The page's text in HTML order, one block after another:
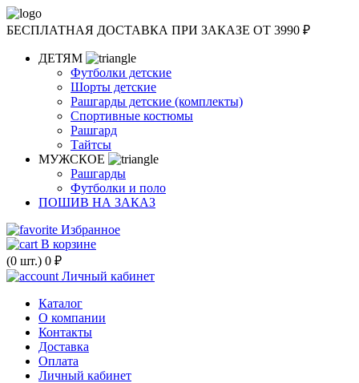
БЕСПЛАТНАЯ ДОСТАВКА ПРИ ЗАКАЗЕ ОТ 3990 ₽
ДЕТЯМ
Футболки детские
Шорты детские
Рашгарды детские (комплекты)
Спортивные костюмы
Рашгард
Тайтсы
МУЖСКОЕ
Рашгарды
Футболки и поло
ПОШИВ НА ЗАКАЗ
Избранное
В корзине
(0 шт.) 0 ₽
Личный кабинет
Каталог
О компании
Контакты
Доставка
Оплата
Личный кабинет